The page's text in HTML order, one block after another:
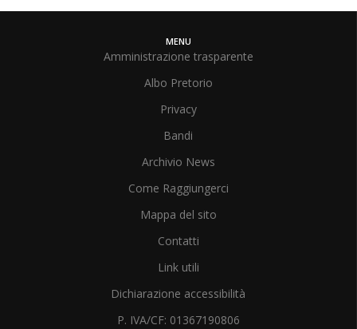
MENU
Amministrazione trasparente
Albo Pretorio
Privacy
Bandi
Archivio News
Come Raggiungerci
Mappa del sito
Contatti
Link utili
Dichiarazione accessibilità
P. IVA/CF: 01367190806